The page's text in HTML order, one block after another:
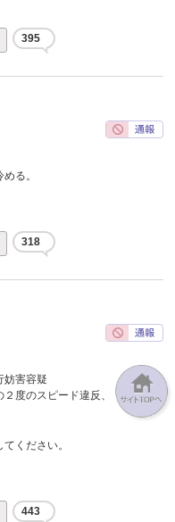
395
る。
318
妨害容疑
度のスピード違反、
ください。
443